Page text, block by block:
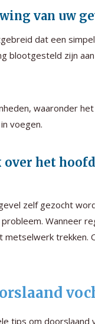
van uw
dat een
blootgesteld zijn
waaronder
voegen.
over het
zelf gezocht
Wanneer
trekken.
tips om doorslaand